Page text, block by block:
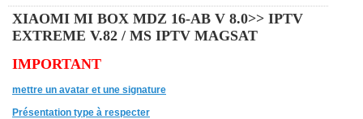
XIAOMI MI BOX MDZ 16-AB V 8.0>> IPTV
EXTREME V.82 / MS IPTV MAGSAT
IMPORTANT
mettre un avatar et une signature
Présentation type à respecter